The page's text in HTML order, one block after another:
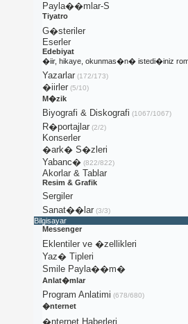
Payla��mlar-S
Tiyatro
G�steriler
Eserler
Edebiyat
�iir, hikaye, okunmas�n� istedi�iniz
Yazarlar(172/173)
�iirler(5/10)
M�zik
Biyografi & Diskografi (1067/1067)
R�portajlar(2/2)
Konserler
�ark� S�zleri
Yabanc�(822/822)
Akorlar & Tablar
Resim & Grafik
Sergiler
Sanat��lar(3/3)
Bilgisayar
Messenger
Eklentiler ve �zellikleri
Yaz� Tipleri
Smile Payla��m�
Anlat�mlar
Program Anlatimi (678/680)
�nternet
�nternet Haberleri